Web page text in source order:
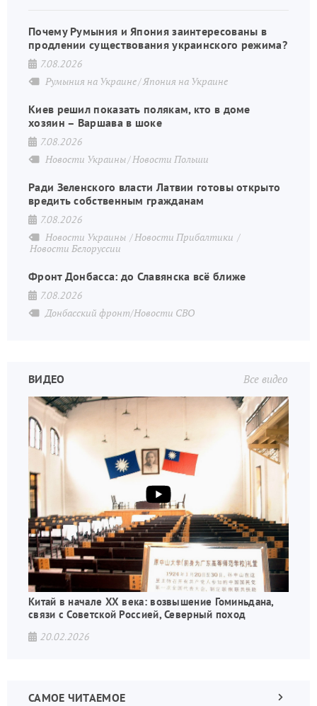
Почему Румыния и Япония заинтересованы в
продлении существования украинского режима?
7.08.2026
Румыния на Украине Япония на Украине
Киев решил показать полякам, кто в доме
хозяин – Варшава в шоке
7.08.2026
Новости Украины Новости Польши
Ради Зеленского власти Латвии готовы открыто
вредить собственным гражданам
7.08.2026
Новости Украины
Новости Прибалтики
Новости Белоруссии
Фронт Донбасса: до Славянска всё ближе
7.08.2026
Донбасский фронт/Новости СВО
Все видео
ВИДЕО
Китай в начале XX века: возвышение Гоминьдана,
связи с Советской Россией, Северный поход
20.02.2026
САМОЕ ЧИТАЕМОЕ
Следующая